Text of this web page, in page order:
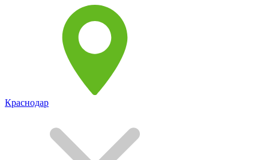
Краснодар